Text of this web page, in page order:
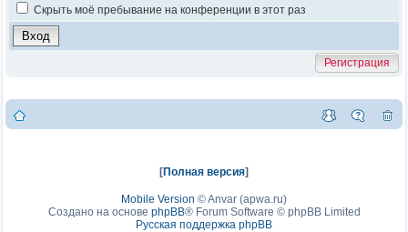
Скрыть моё пребывание на конференции в этот раз
Регистрация
[Полная версия]
Mobile Version ©Anvar (apwa.ru)
Создано на основе phpBB® Forum Software © phpBB Limited
Русская поддержка phpBB